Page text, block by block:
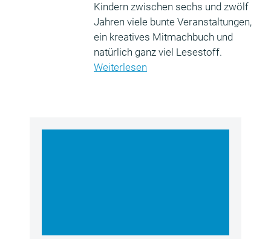
Kindern zwischen sechs und zwölf
Jahren viele bunte Veranstaltungen,
ein kreatives Mitmachbuch und
natürlich ganz viel Lesestoff.
Weiterlesen